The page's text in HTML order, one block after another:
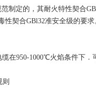
制定的，其耐火特性契合
性契合GBl32准安全级的要求
在950-1000℃火焰条件下．